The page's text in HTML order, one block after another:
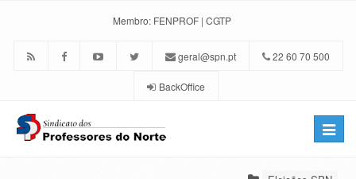
Membro: FENPROF | CGTP
geral@spn.pt 22 60 70 500
BackOffice
Toggle